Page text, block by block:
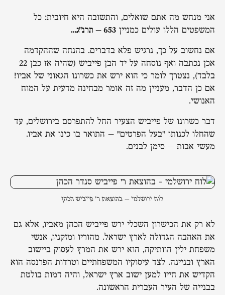
אני מנחש מה אתם שואלים, והתשובה היא חיובית: כל
המשפטים הללו עולים כמניין 653 – תרנ"ג…
אם נחשוב על כך, נרגיש פלא בדברים. בהנחה שההקדמה
אכן נכתבה ואף נוסחה על יד הבן פייביש (שהיה אז כבן 22
בלבד), נצטרך לומר כי הוא ירש את כשרונו הגאוני של אביו!
אם כן הדבר, מעניין מה זה אומר מבחינה מדעית על המוח
האנושי.
דבר כשרונו של פייביש הצעיר החל להתפרסם בירושלים, עד
שהחלו לכנותו "בעל הפרטים" – התואר בו כינו את אביו.
מעשי אבות – סימן לבנים.
לוח ירושלמי – בהוצאת ר' פייביש הכהן
לא רק את הכישרון השכלי ירש פייביש הכהן מאביו, אלא גם
את האהבה הגדולה לארץ ישראל. מהוריו ומזקניו, אנשי
משפחת ילין הוותיקה, הוא ירש את המרץ לעסוק ביישוב
הארץ ובניינה. לצד עיסוקיו המשפחתיים וטרדות הפרנסה הוא
הקדיש את חייו למען ישוב ארץ ישראל, והיה דמות בולטת
בבנייה של העיר העברית הראשונה.